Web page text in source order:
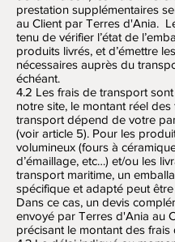
prestation supplémentaires
au Client par Terres d'Ania.
tenu de vérifier l’état de
produits livrés, et d’émettre
nécessaires auprès du
échéant.
4.2 Les frais de transport
notre site, le montant réel des
transport dépend de votre
(voir article 5). Pour les
volumineux (fours à
d’émaillage, etc…) et/ou les
transport maritime, un
spécifique et adapté peut être
Dans ce cas, un devis
envoyé par Terres d'Ania au
précisant le montant des frais